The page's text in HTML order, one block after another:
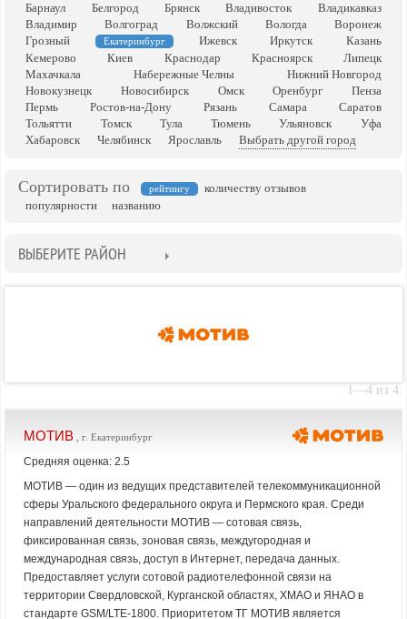
Барнаул
Белгород Брянск Владивосток
Владикавказ
Владимир
Волгоград Волжский Вологда
Воронеж
Грозный
Екатеринбург Ижевск Иркутск
Казань
Кемерово
Киев Краснодар Красноярск
Липецк
Махачкала
Набережные Челны
Нижний Новгород
Новокузнецк
Новосибирск Омск Оренбург
Пенза
Пермь
Ростов-на-Дону Рязань Самара
Саратов
Тольятти
Томск Тула Тюмень Ульяновск
Уфа
Хабаровск
Челябинск Ярославль Выбрать другой город
Сортировать по рейтингу
количеству отзывов
популярности
названию
ВЫБЕРИТЕ РАЙОН
1—4 из 4.
МОТИВ , г. Екатеринбург
Средняя оценка: 2.5
МОТИВ — один из ведущих представителей телекоммуникационной
сферы Уральского федерального округа и Пермского края. Среди
направлений деятельности МОТИВ — сотовая связь,
фиксированная связь, зоновая связь, междугородная и
международная связь, доступ в Интернет, передача данных.
Предоставляет услуги сотовой радиотелефонной связи на
территории Свердловской, Курганской областях, ХМАО и ЯНАО в
стандарте GSM/LTE-1800. Приоритетом ТГ МОТИВ является